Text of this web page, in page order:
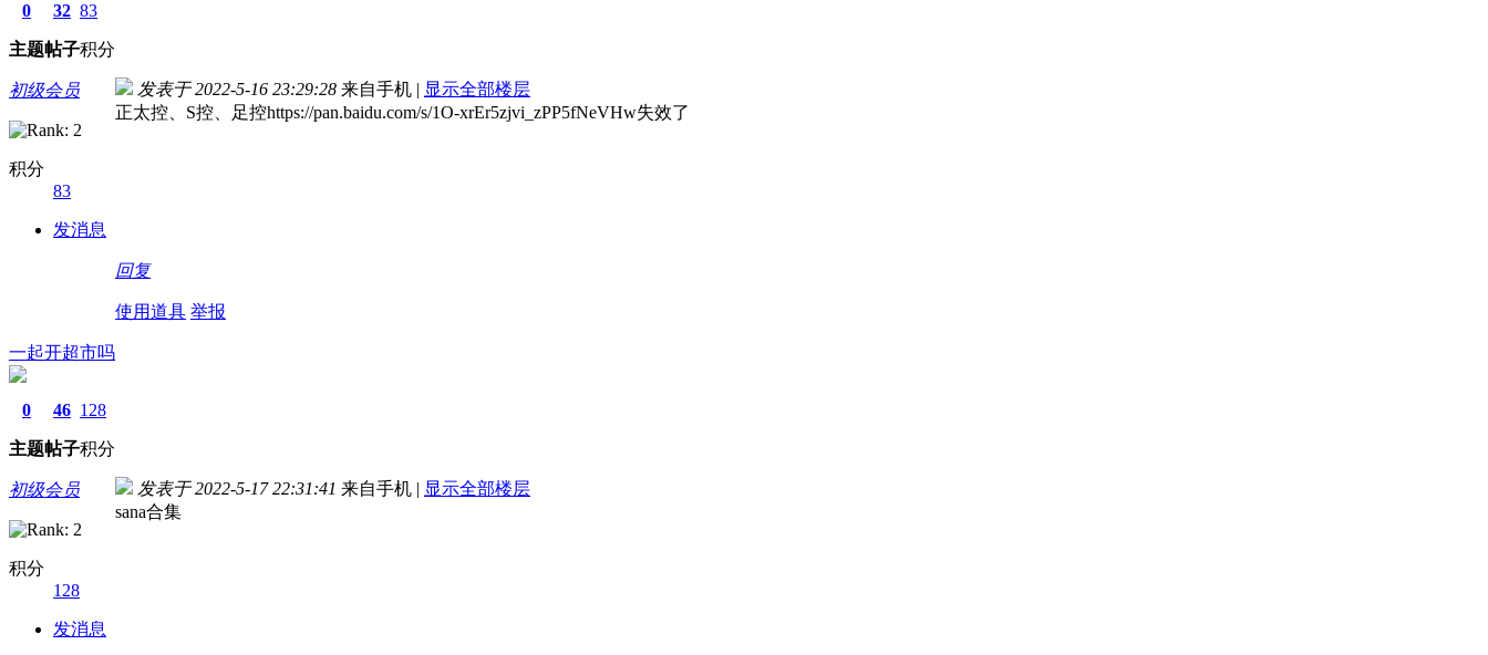
0
主题
32
帖子
83
积分
初级会员
积分
83
发消息
发表于 2022-5-16 23:29:28 来自手机 | 显示全部楼层
正太控、S控、足控https://pan.baidu.com/s/1O-xrEr5zjvi_zPP5fNeVHw失效了
回复
使用道具 举报
一起开超市吗
0
主题
46
帖子
128
积分
初级会员
积分
128
发消息
发表于 2022-5-17 22:31:41 来自手机 | 显示全部楼层
sana合集